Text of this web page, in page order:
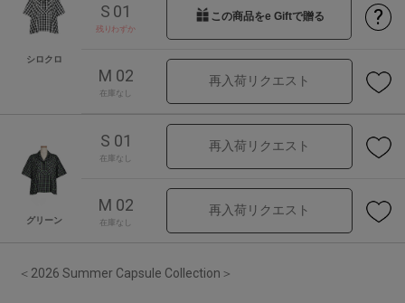
シロクロ
S 01
残りわずか
この商品をe Giftで贈る ?
M 02
在庫なし
再入荷リクエスト
グリーン
S 01
在庫なし
再入荷リクエスト
M 02
在庫なし
再入荷リクエスト
＜2026 Summer Capsule Collection＞